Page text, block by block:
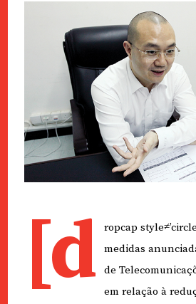
[d
ropcap
medidas
de
em relação à